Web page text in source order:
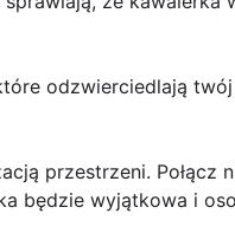
odzwierciedlają
przestrzeni. Połącz
będzie wyjątkowa i